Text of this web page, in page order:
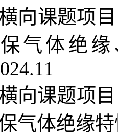
向课题项
气体绝
24.11
向课题项目
气体绝缘